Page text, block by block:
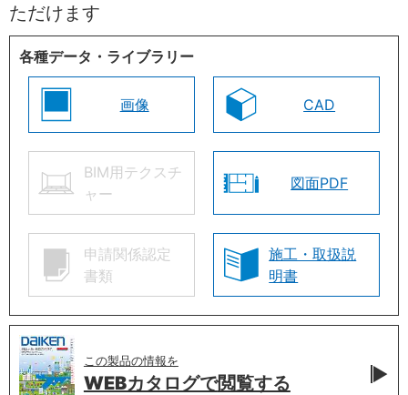
ただけます
各種データ・ライブラリー
画像 CAD
BIM用テクスチ
ャー
図面PDF
申請関係認定
書類
施工・取扱説
明書
この製品の情報を
WEBカタログで閲覧する